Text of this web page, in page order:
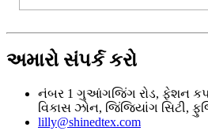
અમારો સંપર્ક કરો
નંબર 1 ગુઆંગજિંગ રોડ, ફેશન
વિકાસ ઝોન, જિંજિયાંગ સિટી,
lilly@shinedtex.com